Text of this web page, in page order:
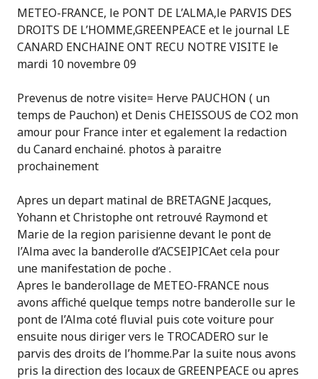
METEO-FRANCE, le PONT DE L’ALMA,le PARVIS DES
DROITS DE L’HOMME,GREENPEACE et le journal LE
CANARD ENCHAINE ONT RECU NOTRE VISITE le
mardi 10 novembre 09
Prevenus de notre visite= Herve PAUCHON ( un
temps de Pauchon) et Denis CHEISSOUS de CO2 mon
amour pour France inter et egalement la redaction
du Canard enchainé. photos à paraitre
prochainement
Apres un depart matinal de BRETAGNE Jacques,
Yohann et Christophe ont retrouvé Raymond et
Marie de la region parisienne devant le pont de
l’Alma avec la banderolle d’ACSEIPICAet cela pour
une manifestation de poche .
Apres le banderollage de METEO-FRANCE nous
avons affiché quelque temps notre banderolle sur le
pont de l’Alma coté fluvial puis cote voiture pour
ensuite nous diriger vers le TROCADERO sur le
parvis des droits de l’homme.Par la suite nous avons
pris la direction des locaux de GREENPEACE ou apres